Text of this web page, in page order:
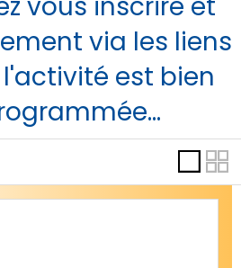
via les liens
est bien